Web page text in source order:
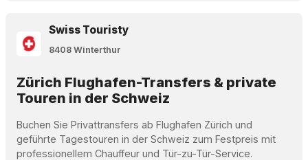
Swiss Touristy
8408 Winterthur
Zürich Flughafen-Transfers & private
Touren in der Schweiz
Buchen Sie Privattransfers ab Flughafen Zürich und
geführte Tagestouren in der Schweiz zum Festpreis mit
professionellem Chauffeur und Tür-zu-Tür-Service.